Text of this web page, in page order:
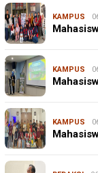
KAMPUS
KAMPUS
KAMPUS
JURNALISME WARGA